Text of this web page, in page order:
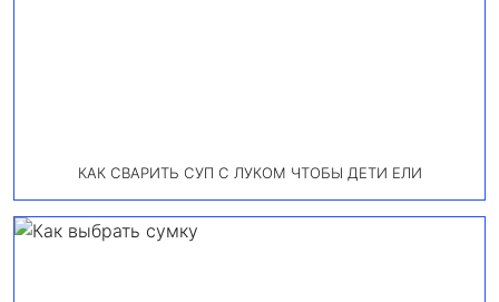
КАК СВАРИТЬ СУП С ЛУКОМ ЧТОБЫ ДЕТИ ЕЛИ